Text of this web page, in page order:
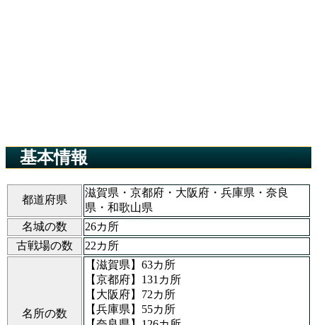
基本情報
都道府県
滋賀県・京都府・大阪府・兵庫県・奈良
県・和歌山県
名城の数
26カ所
古戦場の数
22カ所
名所の数
【滋賀県】63カ所
【京都府】131カ所
【大阪府】72カ所
【兵庫県】55カ所